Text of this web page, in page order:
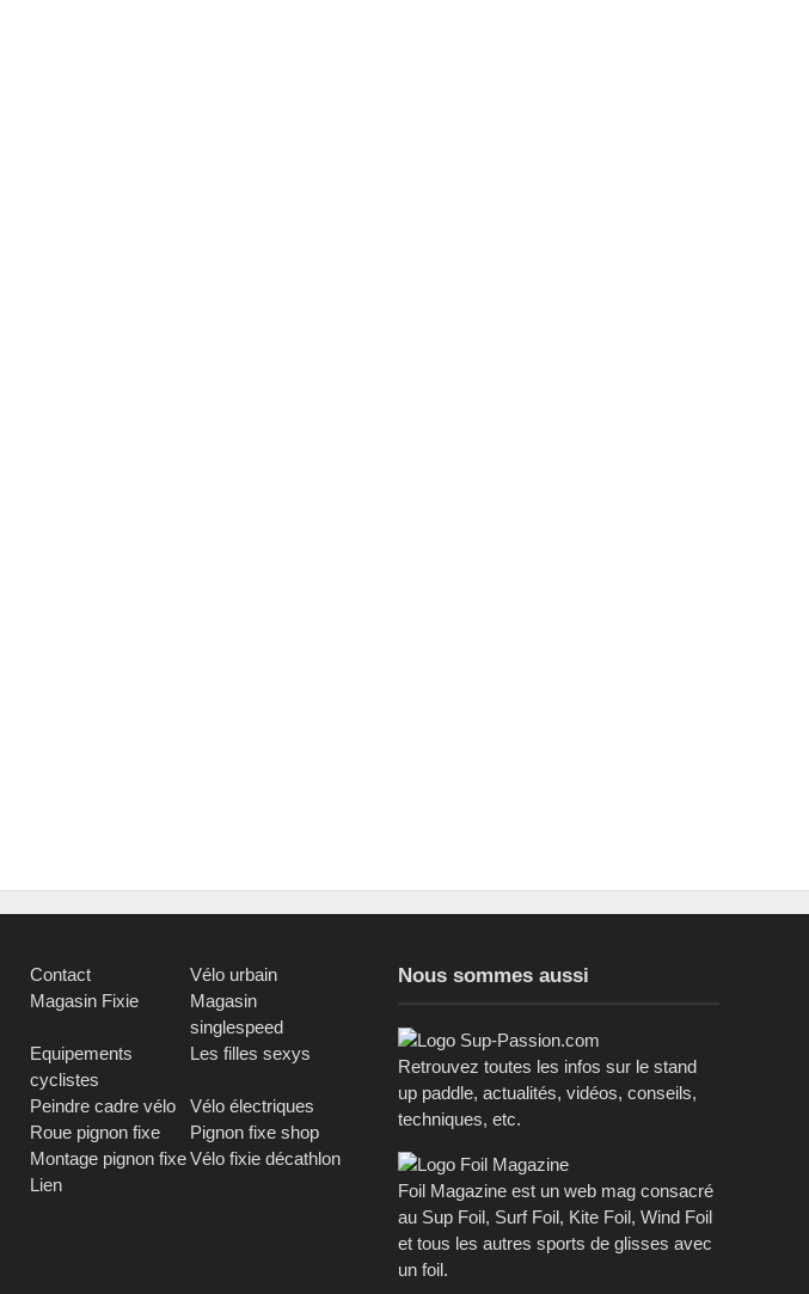
Contact
Vélo urbain
Magasin Fixie
Magasin
singlespeed
Equipements
cyclistes
Les filles sexys
Peindre cadre vélo
Vélo électriques
Roue pignon fixe
Pignon fixe shop
Montage pignon fixeVélo fixie décathlon
Lien
Nous sommes aussi
Retrouvez toutes les infos sur le stand
up paddle, actualités, vidéos, conseils,
techniques, etc.
Foil Magazine est un web mag consacré
au Sup Foil, Surf Foil, Kite Foil, Wind Foil
et tous les autres sports de glisses avec
un foil.